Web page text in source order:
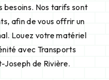
besoins. Nos tarifs sont
afin de vous offrir un
Louez votre matériel
avec Transports
Joseph de Rivière.